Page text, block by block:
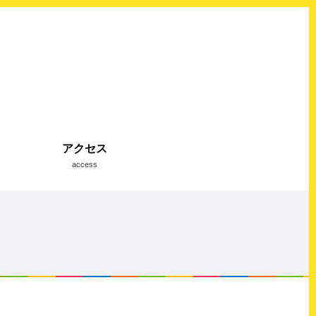
アクセス
access